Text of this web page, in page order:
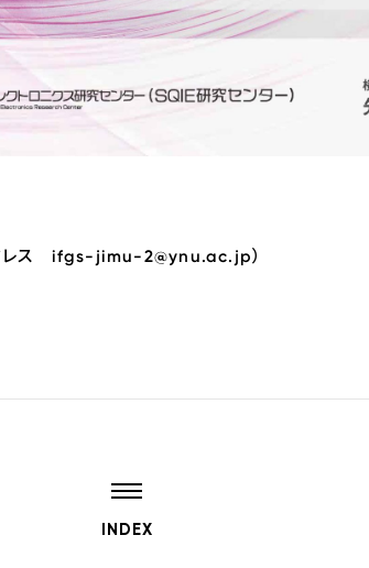
ドレス ifgs-jimu-2@ynu.ac.jp）
INDEX